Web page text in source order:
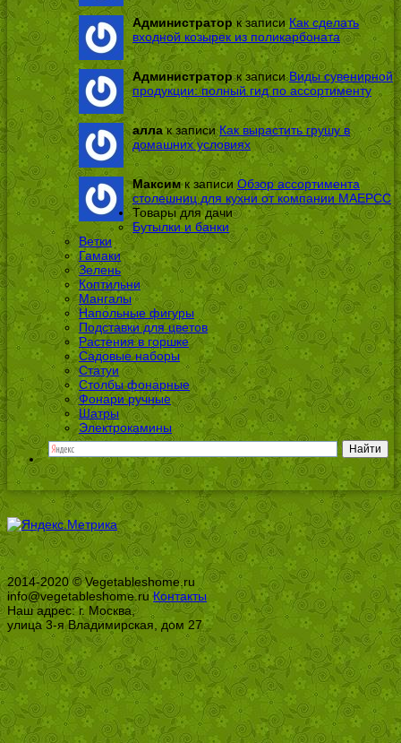
Администратор к записиКак сделать
входной козырек из поликарбоната
Администраторк записиВиды сувенирной
продукции: полный гид по ассортименту
аллак записиКак вырастить грушу в
домашних условиях
Максимк записиОбзор ассортимента
столешниц для кухни от компании МАЕРСС
Товары для дачи
Бутылки и банки
Ветки
Гамаки
Зелень
Коптильни
Мангалы
Напольные фигуры
Подставки для цветов
Растения в горшке
Садовые наборы
Статуи
Столбы фонарные
Фонари ручные
Шатры
Электрокамины
2014-2020 © Vegetableshome.ru
info@vegetableshome.ruКонтакты
Наш адрес: г. Москва,
улица 3-я Владимирская, дом 27